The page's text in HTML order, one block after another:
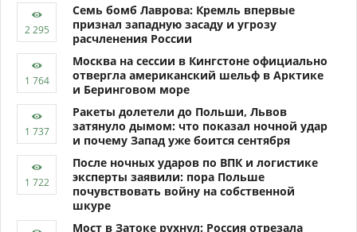
Семь бомб Лаврова: Кремль впервые
признал западную засаду и угрозу
расчленения России
Москва на сессии в Кингстоне официально
отвергла американский шельф в Арктике
и Беринговом море
Ракеты долетели до Польши, Львов
затянуло дымом: что показал ночной удар
и почему Запад уже боится сентября
После ночных ударов по ВПК и логистике
эксперты заявили: пора Польше
почувствовать войну на собственной
шкуре
Мост в Затоке рухнул: Россия отрезала